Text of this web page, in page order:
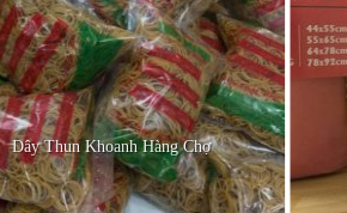
Dây Thun Khoanh Hàng Chợ